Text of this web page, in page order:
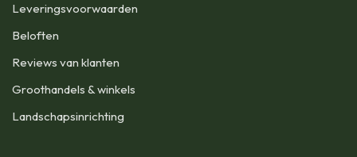
Leveringsvoorwaarden
Beloften
Reviews van klanten
Groothandels & winkels
Landschapsinrichting